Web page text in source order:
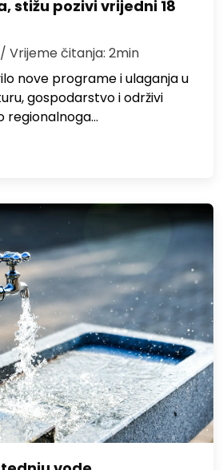
stižu pozivi vrijedni 18
/ Vrijeme čitanja: 2min
nove programe i ulaganja u
gospodarstvo i održivi
regionalnoga…